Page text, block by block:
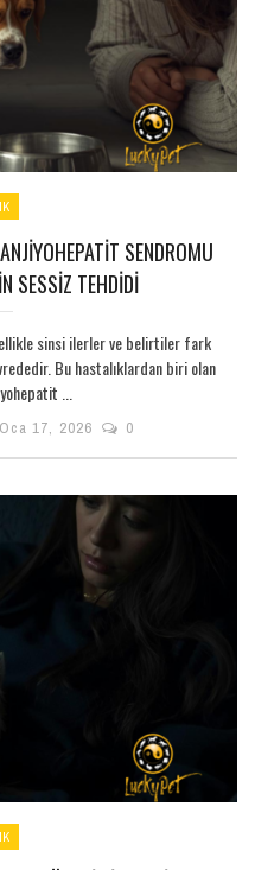
SENDROMU
SESSIZ TEHDIDI
sinsi ilerler ve belirtiler fark
Bu hastalıklardan biri olan
...
Oca 17, 2026 0